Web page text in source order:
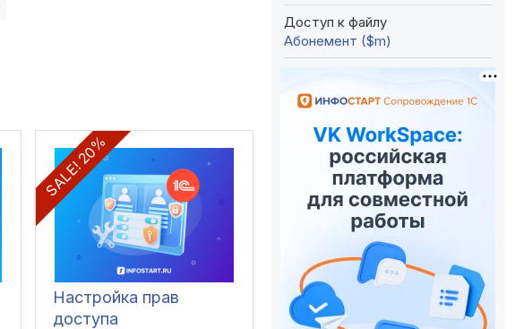
SALE! 20%
Настройка прав
доступа
Доступ к файлу
Абонемент ($m)